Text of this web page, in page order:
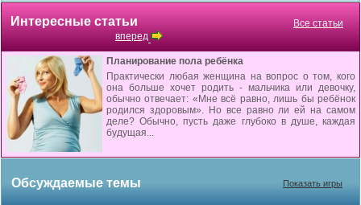
Интересные статьи
вперед
Все статьи
Планирование пола ребёнка
Практически любая женщина на вопрос о том, кого
она больше хочет родить - мальчика или девочку,
обычно отвечает: «Мне всё равно, лишь бы ребёнок
родился здоровым». Но все равно ли ей на самом
деле? Обычно, пусть даже глубоко в душе, каждая
будущая...
Обсуждаемые темы Показать игры